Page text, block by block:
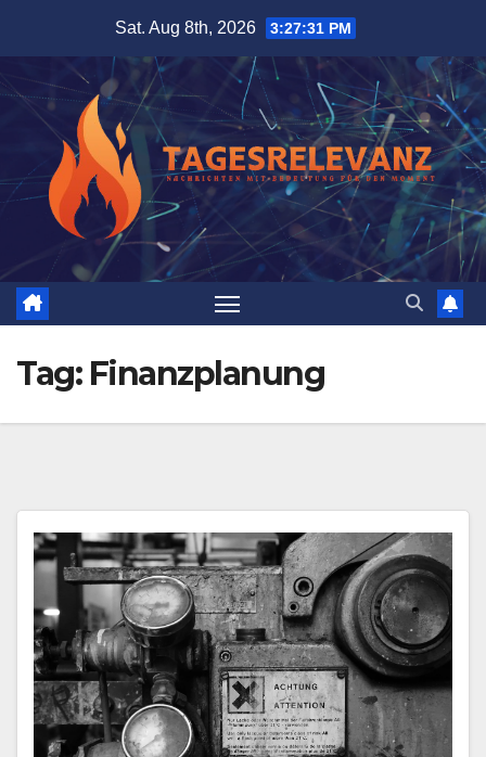
content
Sat. Aug 8th, 2026 3:27:33 PM
Tag: Finanzplanung